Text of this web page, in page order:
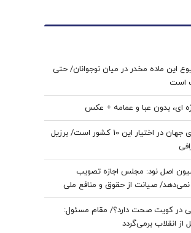
این ماده مخدر در میان نوجوانان/ حتی
است
ای، بدون عبا و عمامه + عکس
بیشترین آب شیرین های جهان در اختیار این 10 کشور است/ برزیل
اصل نود: مجلس اجازه تصویب
نمی‌دهد/ صیانت از حقوق و منافع ملی
قرمز مجلس است
در کویت صحت دارد؟/ مقام مسئول:
انقلاب برمی‌گردد